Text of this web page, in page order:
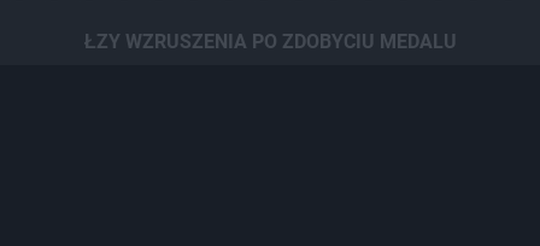
ŁZY WZRUSZENIA PO ZDOBYCIU MEDALU